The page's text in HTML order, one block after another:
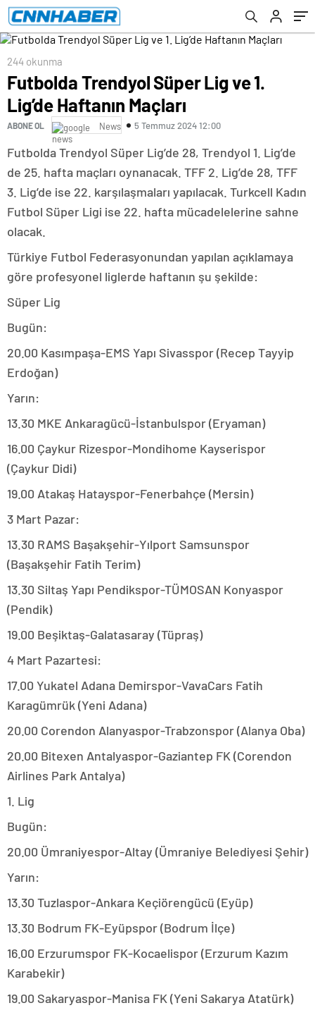
244 okunma
Futbolda Trendyol Süper Lig ve 1.
Lig’de Haftanın Maçları
ABONE OL News 5 Temmuz 2024 12:00
Futbolda Trendyol Süper Lig’de 28, Trendyol 1. Lig’de
de 25. hafta maçları oynanacak. TFF 2. Lig’de 28, TFF
3. Lig’de ise 22. karşılaşmaları yapılacak. Turkcell Kadın
Futbol Süper Ligi ise 22. hafta mücadelelerine sahne
olacak.
Türkiye Futbol Federasyonundan yapılan açıklamaya
göre profesyonel liglerde haftanın şu şekilde:
Süper Lig
Bugün:
20.00 Kasımpaşa-EMS Yapı Sivasspor (Recep Tayyip
Erdoğan)
Yarın:
13.30 MKE Ankaragücü-İstanbulspor (Eryaman)
16.00 Çaykur Rizespor-Mondihome Kayserispor
(Çaykur Didi)
19.00 Atakaş Hatayspor-Fenerbahçe (Mersin)
3 Mart Pazar:
13.30 RAMS Başakşehir-Yılport Samsunspor
(Başakşehir Fatih Terim)
13.30 Siltaş Yapı Pendikspor-TÜMOSAN Konyaspor
(Pendik)
19.00 Beşiktaş-Galatasaray (Tüpraş)
4 Mart Pazartesi:
17.00 Yukatel Adana Demirspor-VavaCars Fatih
Karagümrük (Yeni Adana)
20.00 Corendon Alanyaspor-Trabzonspor (Alanya Oba)
20.00 Bitexen Antalyaspor-Gaziantep FK (Corendon
Airlines Park Antalya)
1. Lig
Bugün:
20.00 Ümraniyespor-Altay (Ümraniye Belediyesi Şehir)
Yarın:
13.30 Tuzlaspor-Ankara Keçiörengücü (Eyüp)
13.30 Bodrum FK-Eyüpspor (Bodrum İlçe)
16.00 Erzurumspor FK-Kocaelispor (Erzurum Kazım
Karabekir)
19.00 Sakaryaspor-Manisa FK (Yeni Sakarya Atatürk)